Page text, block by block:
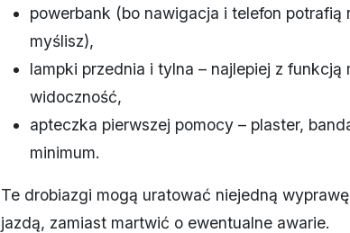
powerbank (bo nawigacja i telefon potrafią
myślisz),
lampki przednia i tylna – najlepiej z
widoczność,
apteczka pierwszej pomocy – plaster,
minimum.
Te drobiazgi mogą uratować niejedną
jazdą, zamiast martwić o ewentualne awarie.